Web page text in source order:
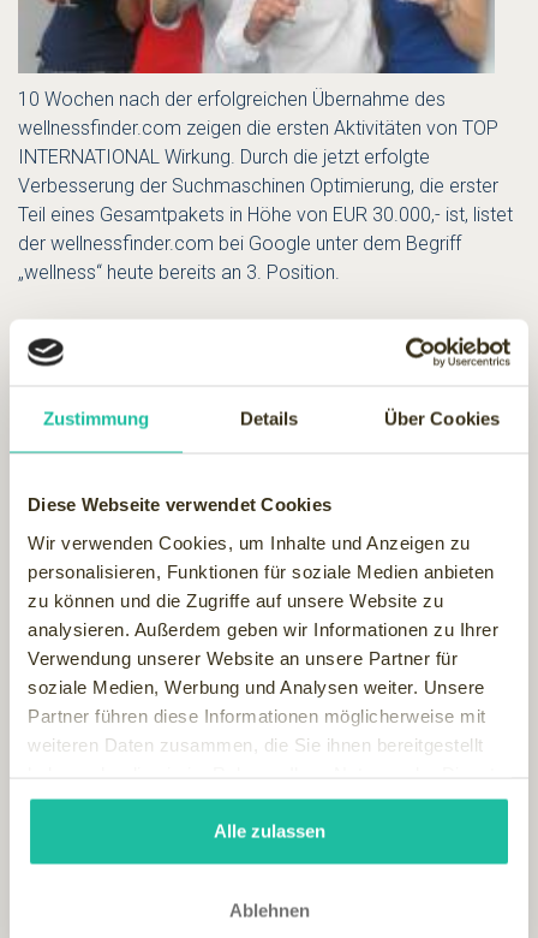
Zustimmung Details Über Cookies
Diese Webseite verwendet Cookies
Wir verwenden Cookies, um Inhalte und Anzeigen zu
personalisieren, Funktionen für soziale Medien anbieten
zu können und die Zugriffe auf unsere Website zu
analysieren. Außerdem geben wir Informationen zu Ihrer
Verwendung unserer Website an unsere Partner für
soziale Medien, Werbung und Analysen weiter. Unsere
Partner führen diese Informationen möglicherweise mit
weiteren Daten zusammen, die Sie ihnen bereitgestellt
gesammelt haben.
Alle zulassen
Ablehnen
10 Wochen nach der erfolgreichen Übernahme des
wellnessfinder.com zeigen die ersten Aktivitäten von TOP
INTERNATIONAL Wirkung. Durch die jetzt erfolgte
Verbesserung der Suchmaschinen Optimierung, die erster
Teil eines Gesamtpakets in Höhe von EUR 30.000,- ist, listet
der wellnessfinder.com bei Google unter dem Begriff
„wellness“ heute bereits an 3. Position.
Gruppierungen im Bereich wellness stehen kurz vor
weiteren Portalen mit Schwerpunkt Sport/Fitness/Freizeit.
an einem neuen, frischen Design für den Wellnessfinder und
auch hier wird das Ergebnis in Kürze zu sehen sein. Türkis für
Wasser&Entspannung und Orange für Sonne&Wohlbefinden
sind die neuen Wellness Farben.